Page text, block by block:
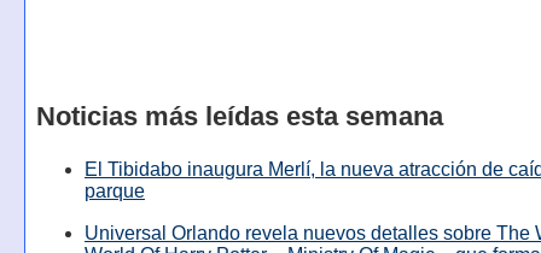
Noticias más leídas esta semana
El Tibidabo inaugura Merlí, la nueva atracción de
parque
Universal Orlando revela nuevos detalles sobre The